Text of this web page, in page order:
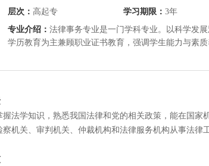
层次： 高起专 学习期限： 3年
专业介绍： 法律事务专业是一门学科专业。以科学发
学历教育为主兼顾职业证书教育，强调学生能力与素
握法学知识，熟悉我国法律和党的相关政策，能在国家
机关、审判机关、仲裁机构和法律服务机构从事法律